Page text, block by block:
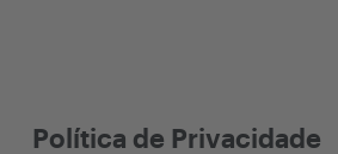
Política de Privacidade